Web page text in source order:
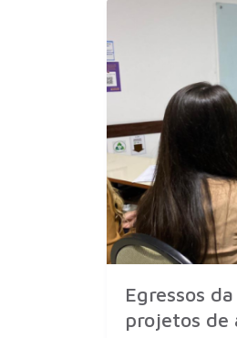
Egressos
projetos de